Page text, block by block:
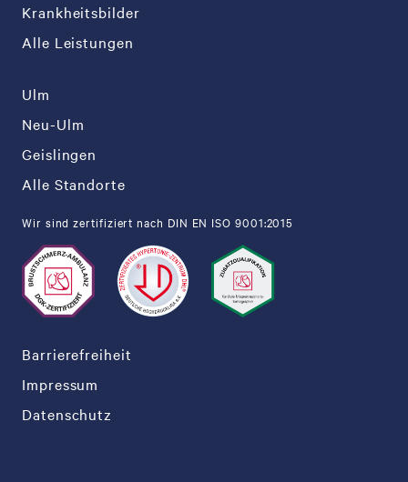
Krankheitsbilder
Alle Leistungen
Ulm
Neu-Ulm
Geislingen
Alle Standorte
Wir sind zertifiziert nach DIN EN ISO 9001:2015
Barrierefreiheit
Impressum
Datenschutz